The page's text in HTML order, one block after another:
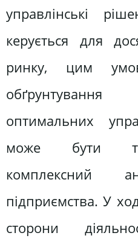
управлінські
керується для
ринку, цим
оптимальних
може бути
комплексний
підприємства. У
сторони